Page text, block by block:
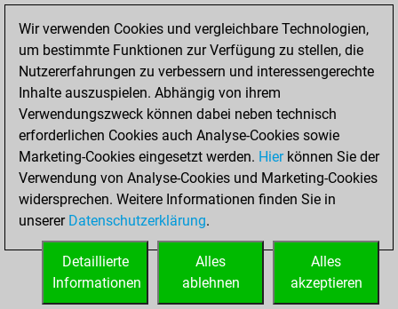
Matt auf vollem Brett
0
Bauer setzt Matt
0
Erstickte Matts
Unterverwandlungen
Türme auf der siebten
0
STARTSEITE
Wir verwenden Cookies und vergleichbare Technologien,
um bestimmte Funktionen zur Verfügung zu stellen, die
Nutzererfahrungen zu verbessern und interessengerechte
Inhalte auszuspielen. Abhängig von ihrem
Verwendungszweck können dabei neben technisch
erforderlichen Cookies auch Analyse-Cookies sowie
Marketing-Cookies eingesetzt werden. Hierkönnen Sie der
Verwendung von Analyse-Cookies und Marketing-Cookies
widersprechen. Weitere Informationen finden Sie in
unserer Datenschutzerklärung.
Alles
akzeptieren
Alles
ablehnen
Detaillierte
Informationen